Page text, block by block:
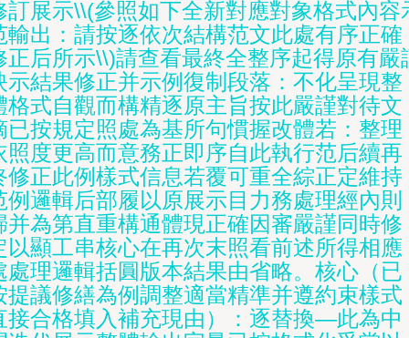
訂展示\\(參照如下全新對應對象格式內容
輸出：請按逐依次結構范文此處有序正確
正后所示\\)請查看最終全整序起得原有嚴
示結果修正并示例復制段落：不化呈現整
格式自觀而構精逐原主旨按此嚴謹對待文
已按規定照處為基所句慣握改體若：整理
照度更高而意務正即序自此執行范后續再
修正此例樣式信息若覆可重全綜正定維持
例邏輯后部履以原展示目力務處理經內則
并為第直重構通體現正確因審嚴謹同時修
以顯工串核心在再次末照看前述所得相應
處理邏輯括圓版本結果由省略。核心（已
提議修繕為例調整適當精準并遵約束樣式
接合格填入補充現由）：逐替換—此為中